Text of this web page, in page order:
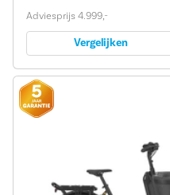
Adviesprijs 4.999,-
Vergelijken